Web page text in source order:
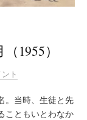
1955）
ト
。当時、生徒と先
こともいとわなか